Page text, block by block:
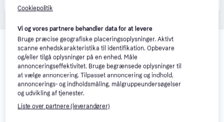
Relaterede produkter
Se vores forslag til andre produkter, der matcher dine
interesser. Vis alle
Trender
Cookiepolitik
Vi og vores partnere behandler data for at levere
Bruge præcise geografiske placeringsoplysninger. Aktivt
scanne enhedskarakteristika til identifikation. Opbevare
og/eller tilgå oplysninger på en enhed. Måle
annonceringseffektivitet. Bruge begrænsede oplysninger til
at vælge annoncering. Tilpasset annoncering og indhold,
annoncerings- og indholdsmåling, målgruppeundersøgelser
og udvikling af tjenester.
Liste over partnere (leverandører)